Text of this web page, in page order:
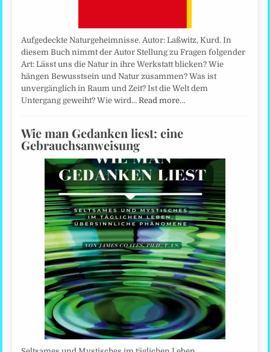
Aufgedeckte Naturgeheimnisse. Autor: Laßwitz, Kurd. In
diesem Buch nimmt der Autor Stellung zu Fragen folgender
Art: Lässt uns die Natur in ihre Werkstatt blicken? Wie
hängen Bewusstsein und Natur zusammen? Was ist
unvergänglich in Raum und Zeit? Ist die Welt dem
Untergang geweiht? Wie wird…Read more…
Wie man Gedanken liest: eine
Gebrauchsanweisung